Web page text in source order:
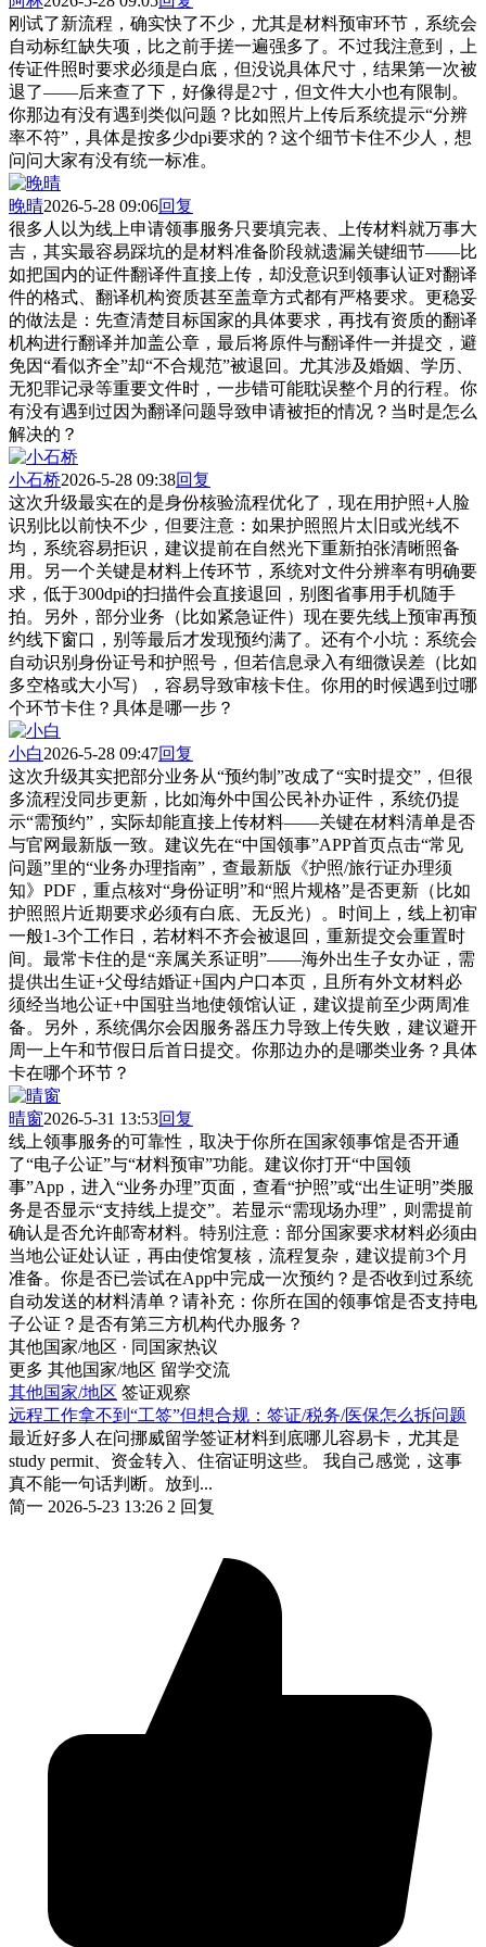
刚试了新流程，确实快了不少，尤其是材料预审环节，系统会
自动标红缺失项，比之前手搓一遍强多了。不过我注意到，上
传证件照时要求必须是白底，但没说具体尺寸，结果第一次被
退了——后来查了下，好像得是2寸，但文件大小也有限制。
你那边有没有遇到类似问题？比如照片上传后系统提示“分辨
率不符”，具体是按多少dpi要求的？这个细节卡住不少人，想
问问大家有没有统一标准。
晚晴2026-5-28 09:06回复
很多人以为线上申请领事服务只要填完表、上传材料就万事大
吉，其实最容易踩坑的是材料准备阶段就遗漏关键细节——比
如把国内的证件翻译件直接上传，却没意识到领事认证对翻译
件的格式、翻译机构资质甚至盖章方式都有严格要求。更稳妥
的做法是：先查清楚目标国家的具体要求，再找有资质的翻译
机构进行翻译并加盖公章，最后将原件与翻译件一并提交，避
免因“看似齐全”却“不合规范”被退回。尤其涉及婚姻、学历、
无犯罪记录等重要文件时，一步错可能耽误整个月的行程。你
有没有遇到过因为翻译问题导致申请被拒的情况？当时是怎么
解决的？
小石桥2026-5-28 09:38回复
这次升级最实在的是身份核验流程优化了，现在用护照+人脸
识别比以前快不少，但要注意：如果护照照片太旧或光线不
均，系统容易拒识，建议提前在自然光下重新拍张清晰照备
用。另一个关键是材料上传环节，系统对文件分辨率有明确要
求，低于300dpi的扫描件会直接退回，别图省事用手机随手
拍。另外，部分业务（比如紧急证件）现在要先线上预审再预
约线下窗口，别等最后才发现预约满了。还有个小坑：系统会
自动识别身份证号和护照号，但若信息录入有细微误差（比如
多空格或大小写），容易导致审核卡住。你用的时候遇到过哪
个环节卡住？具体是哪一步？
小白2026-5-28 09:47回复
这次升级其实把部分业务从“预约制”改成了“实时提交”，但很
多流程没同步更新，比如海外中国公民补办证件，系统仍提
示“需预约”，实际却能直接上传材料——关键在材料清单是否
与官网最新版一致。建议先在“中国领事”APP首页点击“常见
问题”里的“业务办理指南”，查最新版《护照/旅行证办理须
知》PDF，重点核对“身份证明”和“照片规格”是否更新（比如
护照照片近期要求必须有白底、无反光）。时间上，线上初审
一般1-3个工作日，若材料不齐会被退回，重新提交会重置时
间。最常卡住的是“亲属关系证明”——海外出生子女办证，需
提供出生证+父母结婚证+国内户口本页，且所有外文材料必
须经当地公证+中国驻当地使领馆认证，建议提前至少两周准
备。另外，系统偶尔会因服务器压力导致上传失败，建议避开
周一上午和节假日后首日提交。你那边办的是哪类业务？具体
卡在哪个环节？
晴窗2026-5-31 13:53回复
线上领事服务的可靠性，取决于你所在国家领事馆是否开通
了“电子公证”与“材料预审”功能。建议你打开“中国领
事”App，进入“业务办理”页面，查看“护照”或“出生证明”类服
务是否显示“支持线上提交”。若显示“需现场办理”，则需提前
确认是否允许邮寄材料。特别注意：部分国家要求材料必须由
当地公证处认证，再由使馆复核，流程复杂，建议提前3个月
准备。你是否已尝试在App中完成一次预约？是否收到过系统
自动发送的材料清单？请补充：你所在国的领事馆是否支持电
子公证？是否有第三方机构代办服务？
其他国家/地区 · 同国家热议
更多 其他国家/地区 留学交流
其他国家/地区 签证观察
远程工作拿不到“工签”但想合规：签证/税务/医保怎么拆问题
最近好多人在问挪威留学签证材料到底哪儿容易卡，尤其是
study permit、资金转入、住宿证明这些。 我自己感觉，这事
真不能一句话判断。放到...
简一 2026-5-23 13:26 2 回复